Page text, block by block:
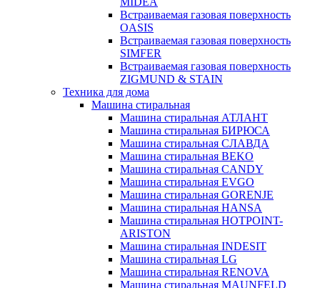
Встраиваемая газовая поверхность
OASIS
Встраиваемая газовая поверхность
SIMFER
Встраиваемая газовая поверхность
ZIGMUND & STAIN
Техника для дома
Машина стиральная
Машина стиральная АТЛАНТ
Машина стиральная БИРЮСА
Машина стиральная СЛАВДА
Машина стиральная BEKO
Машина стиральная CANDY
Машина стиральная EVGO
Машина стиральная GORENJE
Машина стиральная HANSA
Машина стиральная HOTPOINT-
ARISTON
Машина стиральная INDESIT
Машина стиральная LG
Машина стиральная RENOVA
Машина стиральная MAUNFELD